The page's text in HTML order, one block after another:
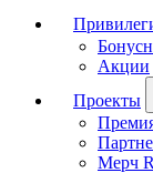
Акции
Проекты
Мерч